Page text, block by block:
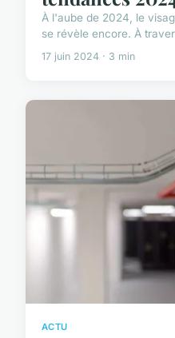
À l'aube de 2024, le
se révèle encore. À
17 juin 2024 · 3 min
ACTU